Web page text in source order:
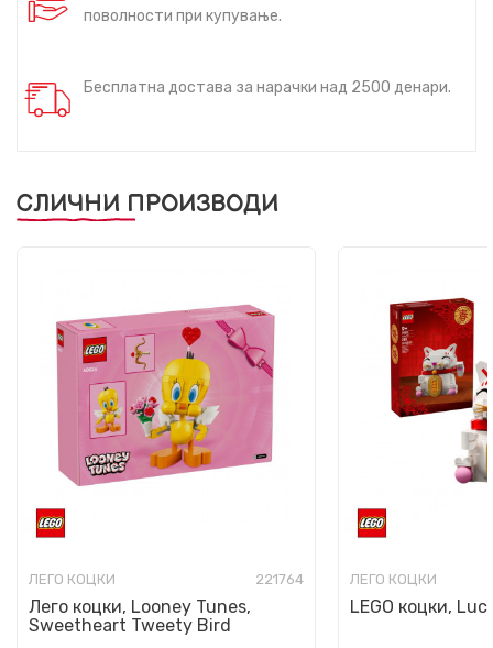
поволности при купување.
Бесплатна достава за нарачки над 2500 денари.
СЛИЧНИ ПРОИЗВОДИ
ЛЕГО КОЦКИ 221764
Лего коцки, Looney Tunes,
Sweetheart Tweety Bird
ЛЕГО КОЦКИ
LEGO коцки,